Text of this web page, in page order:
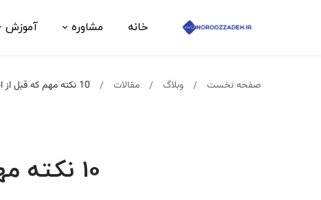
خانه مشاوره آموزش
صفحه نخست وبلاگ مقالات 10 نکته مهم که قبل از اخراج فروشنده باید بدانید
10 نکته مهم که قبل از اخراج فروشنده باید بدانید